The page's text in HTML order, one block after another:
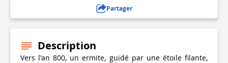
Partager
Description
Vers l'an 800, un ermite, guidé par une étoile filante,